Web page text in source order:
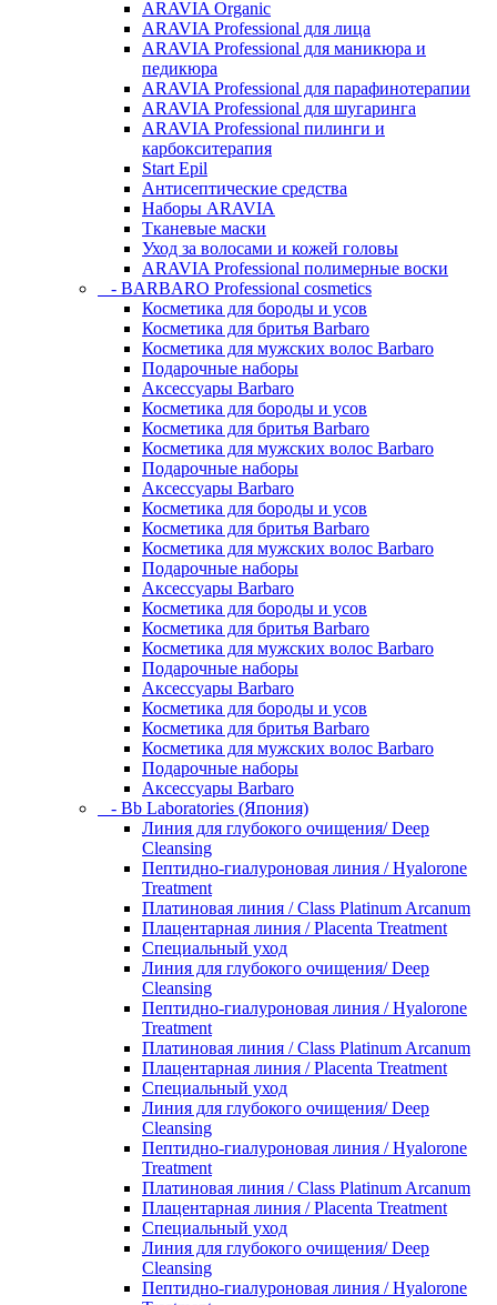
ARAVIA Organic
ARAVIA Professional для лица
ARAVIA Professional для маникюра и
педикюра
ARAVIA Professional для парафинотерапии
ARAVIA Professional для шугаринга
ARAVIA Professional пилинги и
карбокситерапия
Start Epil
Антисептические средства
Наборы ARAVIA
Тканевые маски
Уход за волосами и кожей головы
ARAVIA Professional полимерные воски
- BARBARO Professional cosmetics
Косметика для бороды и усов
Косметика для бритья Barbaro
Косметика для мужских волос Barbaro
Подарочные наборы
Аксессуары Barbaro
Косметика для бороды и усов
Косметика для бритья Barbaro
Косметика для мужских волос Barbaro
Подарочные наборы
Аксессуары Barbaro
Косметика для бороды и усов
Косметика для бритья Barbaro
Косметика для мужских волос Barbaro
Подарочные наборы
Аксессуары Barbaro
Косметика для бороды и усов
Косметика для бритья Barbaro
Косметика для мужских волос Barbaro
Подарочные наборы
Аксессуары Barbaro
Косметика для бороды и усов
Косметика для бритья Barbaro
Косметика для мужских волос Barbaro
Подарочные наборы
Аксессуары Barbaro
- Bb Laboratories (Япония)
Линия для глубокого очищения/ Deep
Cleansing
Пептидно-гиалуроновая линия / Hyalorone
Treatment
Платиновая линия / Class Platinum Arcanum
Плацентарная линия / Placenta Treatment
Специальный уход
Линия для глубокого очищения/ Deep
Cleansing
Пептидно-гиалуроновая линия / Hyalorone
Treatment
Платиновая линия / Class Platinum Arcanum
Плацентарная линия / Placenta Treatment
Специальный уход
Линия для глубокого очищения/ Deep
Cleansing
Пептидно-гиалуроновая линия / Hyalorone
Treatment
Платиновая линия / Class Platinum Arcanum
Плацентарная линия / Placenta Treatment
Специальный уход
Линия для глубокого очищения/ Deep
Cleansing
Пептидно-гиалуроновая линия / Hyalorone